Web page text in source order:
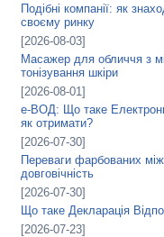
Подібні компанії: як
своєму ринку
[2026-08-03]
Масажер для обличчя з
тонізування шкіри
[2026-08-01]
е-ВОД: Що таке
як отримати?
[2026-07-30]
Переваги фарбованих
довговічність
[2026-07-30]
Що таке Декларація
[2026-07-23]